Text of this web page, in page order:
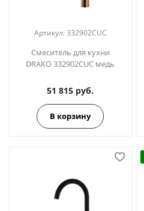
Артикул: 332902CUC
Смеситель для кухни
DRAKO 332902CUC медь
51 815 руб.
В корзину